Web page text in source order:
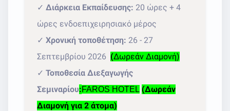
✓ Διάρκεια Εκπαίδευσης: 20 ώρες + 4
ώρες ενδοεπιχειρησιακό μέρος
✓ Χρονική τοποθέτηση: 26 - 27
Σεπτεμβρίου 2026 (Δωρεάν Διαμονή)
✓ Τοποθεσία Διεξαγωγής
Σεμιναρίου:FAROS HOTEL (Δωρεάν
Διαμονή για 2 άτομα)